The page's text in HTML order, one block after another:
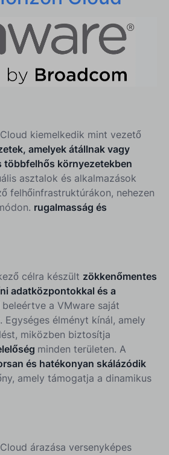
kiemelkedik mint vezető
amelyek átállnak vagy
többfelhős környezetekben
asztalok és alkalmazások
felhőinfrastruktúrákon, nehezen
rugalmasság és
célra készült zökkenőmentes
adatközpontokkal és a
beleértve a VMware saját
élményt kínál, amely
miközben biztosítja
minden területen. A
és hatékonyan skálázódik
amely támogatja a dinamikus
árazása versenyképes